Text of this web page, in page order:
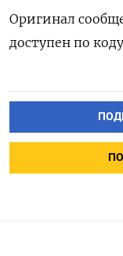
Оригинал
доступен по